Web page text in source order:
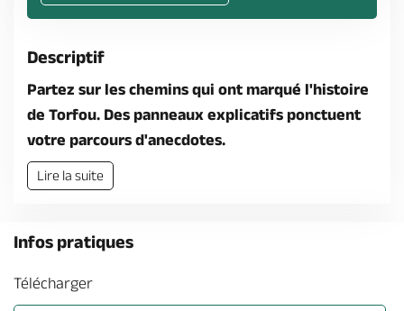
Descriptif
Partez sur les chemins qui ont marqué l'histoire
de Torfou. Des panneaux explicatifs ponctuent
votre parcours d'anecdotes.
Lire la suite
Infos pratiques
Télécharger